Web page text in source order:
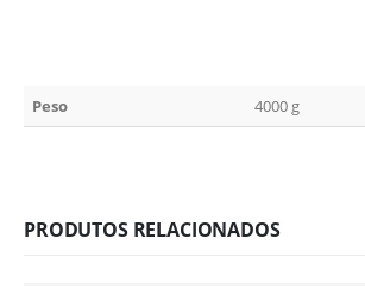
Peso 4000 g
PRODUTOS RELACIONADOS